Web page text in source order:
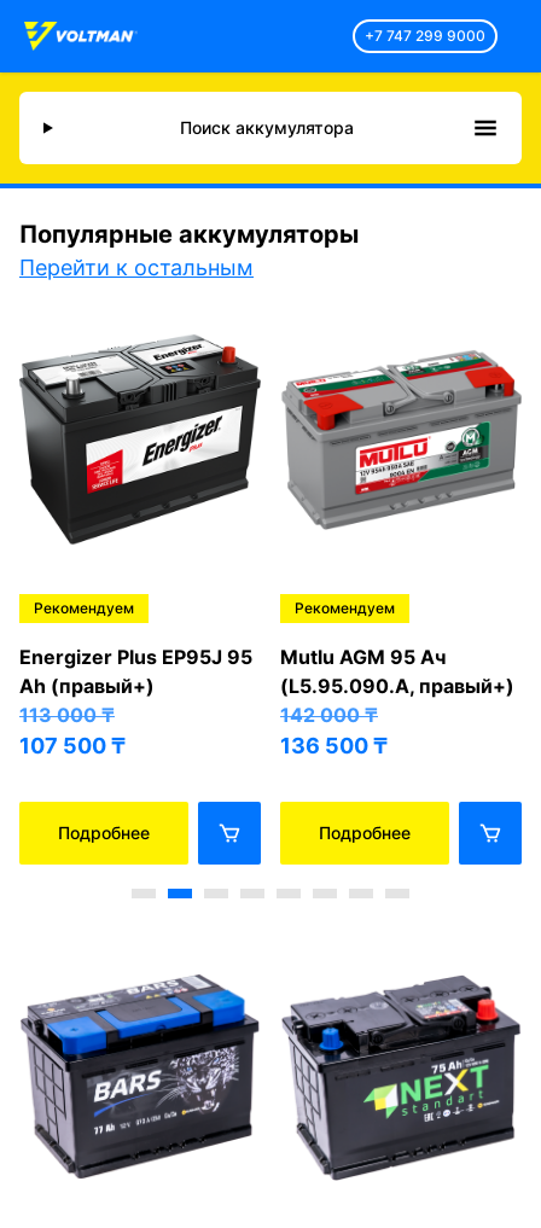
+7 747 299 9000
Поиск аккумулятора
Популярные аккумуляторы
Перейти к остальным
Рекомендуем
Energizer Plus EP95J 95
Ah (правый+)
113 000₸
107 500₸
Подробнее
Рекомендуем
Mutlu AGM 95 Ач
(L5.95.090.A, правый+)
142 000₸
136 500₸
Подробнее